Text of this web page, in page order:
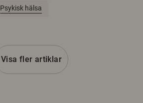
Psykisk hälsa
Visa fler artiklar